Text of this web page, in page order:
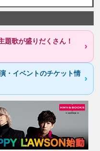
題歌が盛りだくさん！
・イベントのチケット情